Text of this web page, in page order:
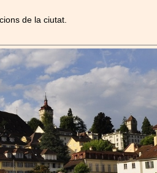
de la ciutat.